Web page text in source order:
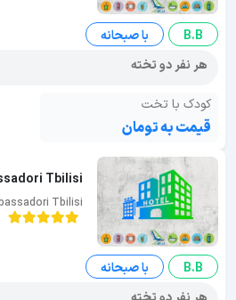
B.B
با صبحانه
هر نفر دو تخته
کودک با تخت
قیمت به تومان
Tbilisi
Tbilisi
B.B
با صبحانه